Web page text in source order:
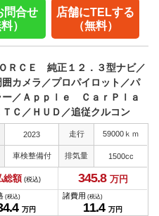
問合せ
）
店舗にTELする
（無料）
ＲＣＥ 純正１２．３型ナビ／
カメラ／プロパイロット／パ
ー／Ａｐｐｌｅ ＣａｒＰｌａ
Ｃ／ＨＵＤ／追従クルコン
2023 走行 59000ｋｍ
車検整備付 排気量 1500cc
総額 (税込) 345.8 万円
(税込)
4 万円
諸費用 (税込)
11.4 万円